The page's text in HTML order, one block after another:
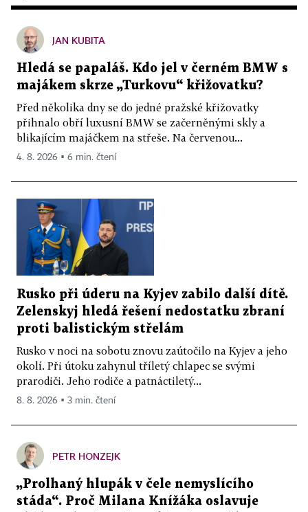
JAN KUBITA
Hledá se papaláš. Kdo jel v černém BMW s
majákem skrze „Turkovu“ křižovatku?
Před několika dny se do jedné pražské křižovatky
přihnalo obří luxusní BMW se začerněnými skly a
blikajícím majáčkem na střeše. Na červenou...
4. 8. 2026 ▪ 6 min. čtení
Rusko při úderu na Kyjev zabilo další dítě.
Zelenskyj hledá řešení nedostatku zbraní
proti balistickým střelám
Rusko v noci na sobotu znovu zaútočilo na Kyjev a jeho
okolí. Při útoku zahynul tříletý chlapec se svými
prarodiči. Jeho rodiče a patnáctiletý...
8. 8. 2026 ▪ 3 min. čtení
PETR HONZEJK
„Prolhaný hlupák v čele nemyslícího
stáda“. Proč Milana Knížáka oslavuje